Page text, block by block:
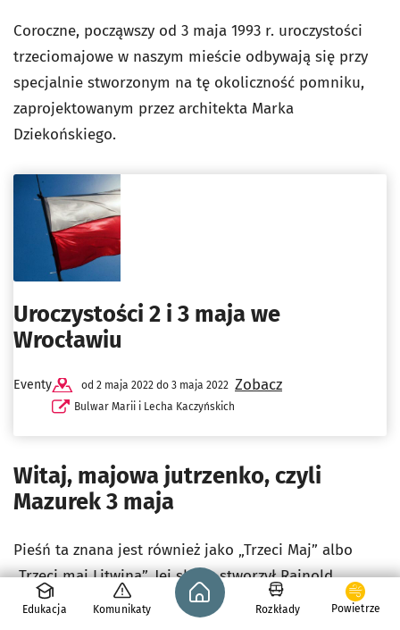
Coroczne, począwszy od 3 maja 1993 r. uroczystości
trzeciomajowe w naszym mieście odbywają się przy
specjalnie stworzonym na tę okoliczność pomniku,
zaprojektowanym przez architekta Marka
Dziekońskiego.
Uroczystości 2 i 3 maja we
Wrocławiu
Eventy
od 2 maja 2022 do 3 maja 2022
Bulwar Marii i Lecha Kaczyńskich
Zobacz
Witaj, majowa jutrzenko, czyli
Mazurek 3 maja
Pieśń ta znana jest również jako „Trzeci Maj” albo
„Trzeci maj Litwina”. Jej słowa stworzył Rajnold
Suchodolski – poeta, działacz niepodległościowy,
Edukacja Komunikaty
Strona główna - wroclaw.pl
Rozkłady Powietrze